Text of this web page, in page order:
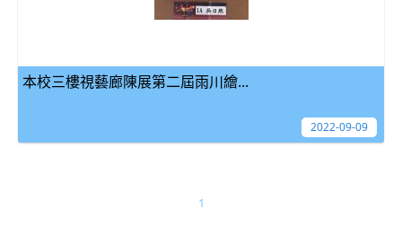
本校三樓視藝廊陳展第二屆雨川繪...
2022-09-09
1